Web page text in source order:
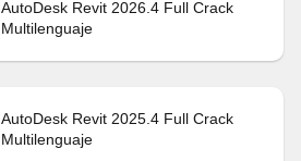
AutoDesk Revit 2026.4 Full Crack
Multilenguaje
AutoDesk Revit 2025.4 Full Crack
Multilenguaje